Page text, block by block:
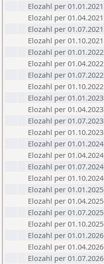
Elozahl per 01.01.2021
Elozahl per 01.04.2021
Elozahl per 01.07.2021
Elozahl per 01.10.2021
Elozahl per 01.01.2022
Elozahl per 01.04.2022
Elozahl per 01.07.2022
Elozahl per 01.10.2022
Elozahl per 01.01.2023
Elozahl per 01.04.2023
Elozahl per 01.07.2023
Elozahl per 01.10.2023
Elozahl per 01.01.2024
Elozahl per 01.04.2024
Elozahl per 01.07.2024
Elozahl per 01.10.2024
Elozahl per 01.01.2025
Elozahl per 01.04.2025
Elozahl per 01.07.2025
Elozahl per 01.10.2025
Elozahl per 01.01.2026
Elozahl per 01.04.2026
Elozahl per 01.07.2026